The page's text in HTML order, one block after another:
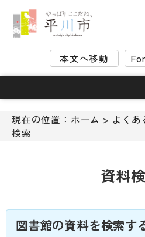
ョ
ス
本
本文へ移動
現在の位置： ホーム > よくあ
検索
資料
図書館の資料を検索す